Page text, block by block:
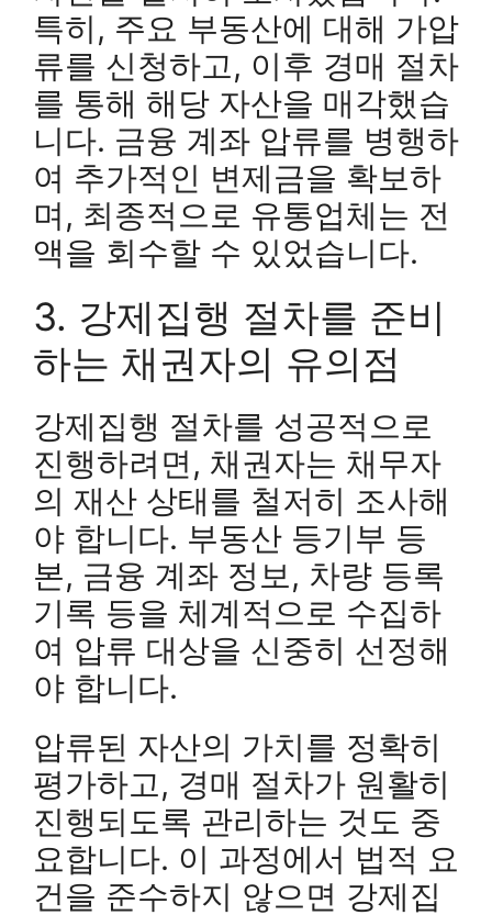
특히, 주요 부동산에 대해 가압
류를 신청하고, 이후 경매 절차
를 통해 해당 자산을 매각했습
니다. 금융 계좌 압류를 병행하
여 추가적인 변제금을 확보하
며, 최종적으로 유통업체는 전
액을 회수할 수 있었습니다.
3. 강제집행 절차를 준비
하는 채권자의 유의점
강제집행 절차를 성공적으로
진행하려면, 채권자는 채무자
의 재산 상태를 철저히 조사해
야 합니다. 부동산 등기부 등
본, 금융 계좌 정보, 차량 등록
기록 등을 체계적으로 수집하
여 압류 대상을 신중히 선정해
야 합니다.
압류된 자산의 가치를 정확히
평가하고, 경매 절차가 원활히
진행되도록 관리하는 것도 중
요합니다. 이 과정에서 법적 요
건을 준수하지 않으면 강제집